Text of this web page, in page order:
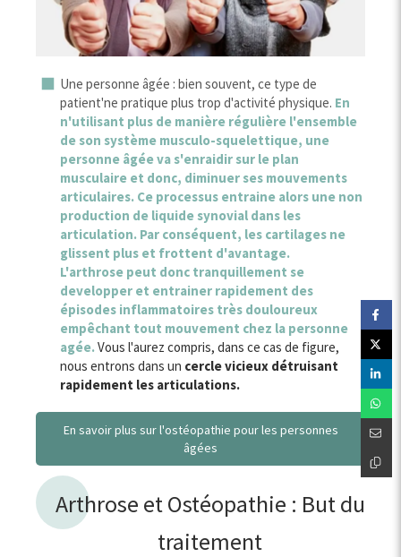
Une personne âgée : bien souvent, ce type de
patient'ne pratique plus trop d'activité physique. En
n'utilisant plus de manière régulière l'ensemble
de son système musculo-squelettique, une
personne âgée va s'enraidir sur le plan
musculaire et donc, diminuer ses mouvements
articulaires. Ce processus entraine alors une non
production de liquide synovial dans les
articulation. Par conséquent, les cartilages ne
glissent plus et frottent d'avantage.
L'arthrose peut donc tranquillement se
developper et entrainer rapidement des
épisodes inflammatoires très douloureux
empêchant tout mouvement chez la personne
agée.Vous l'aurez compris, dans ce cas de figure,
nous entrons dans un cercle vicieux détruisant
rapidement les articulations.
En savoir plus sur l'ostéopathie pour les personnes
âgées
Arthrose et Ostéopathie : But du
traitement